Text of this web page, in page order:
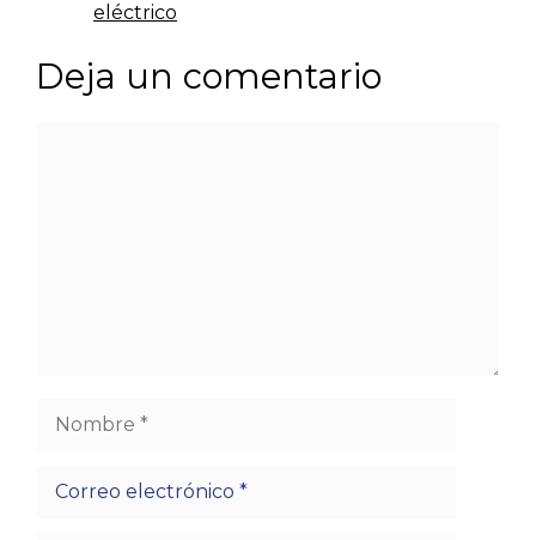
eléctrico
Deja un comentario
Nombre